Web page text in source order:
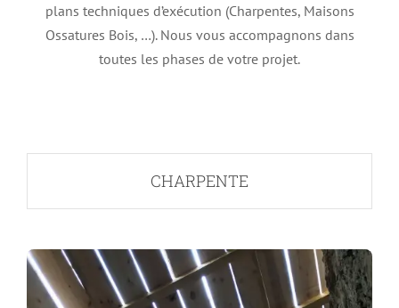
plans techniques d’exécution (Charpentes, Maisons
Ossatures Bois, …). Nous vous accompagnons dans
toutes les phases de votre projet.
CHARPENTE